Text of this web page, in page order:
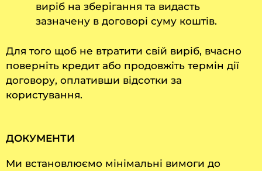
виріб на зберігання та видасть
зазначену в договорі суму коштів.
Для того щоб не втратити свій виріб, вчасно
поверніть кредит або продовжіть термін дії
договору, оплативши відсотки за
користування.
ДОКУМЕНТИ
Ми встановлюємо мінімальні вимоги до